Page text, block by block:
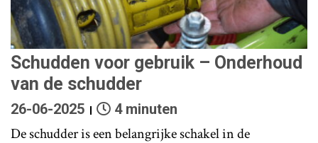
Schudden voor gebruik – Onderhoud
van de schudder
26-06-2025 4 minuten
De schudder is een belangrijke schakel in de